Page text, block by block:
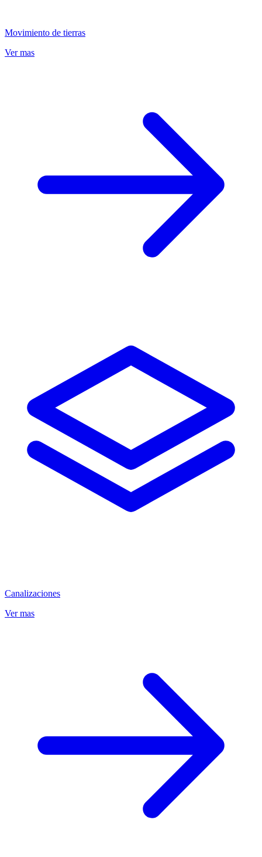
Movimiento de tierras
Ver mas
Canalizaciones
Ver mas